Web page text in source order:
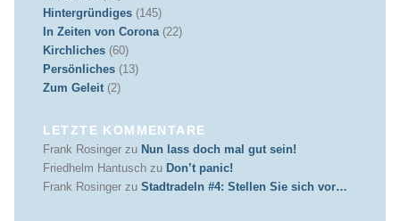
Hintergründiges(145)
In Zeiten von Corona(22)
Kirchliches(60)
Persönliches(13)
Zum Geleit(2)
LETZTE KOMMENTARE
Frank Rosingerzu Nun lass doch mal gut sein!
Friedhelm Hantuschzu Don’t panic!
Frank Rosingerzu Stadtradeln #4: Stellen Sie sich vor…